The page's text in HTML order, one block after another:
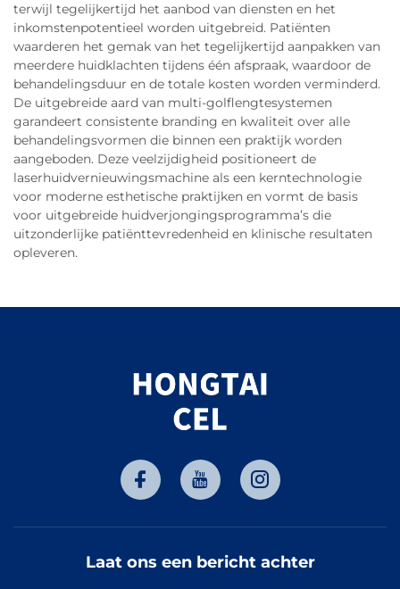
terwijl tegelijkertijd het aanbod van diensten en het
inkomstenpotentieel worden uitgebreid. Patiënten
waarderen het gemak van het tegelijkertijd aanpakken van
meerdere huidklachten tijdens één afspraak, waardoor de
behandelingsduur en de totale kosten worden verminderd.
De uitgebreide aard van multi-golflengtesystemen
garandeert consistente branding en kwaliteit over alle
behandelingsvormen die binnen een praktijk worden
aangeboden. Deze veelzijdigheid positioneert de
laserhuidvernieuwingsmachine als een kerntechnologie
voor moderne esthetische praktijken en vormt de basis
voor uitgebreide huidverjongingsprogramma’s die
uitzonderlijke patiënttevredenheid en klinische resultaten
opleveren.
Laat ons een bericht achter